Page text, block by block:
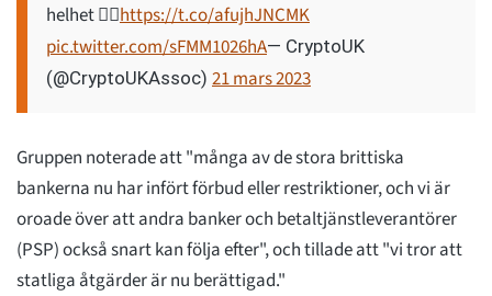
helhet 👇🏽https://t.co/afujhJNCMK
pic.twitter.com/sFMM1026hA— CryptoUK
(@CryptoUKAssoc) 21 mars 2023
Gruppen noterade att "många av de stora brittiska
bankerna nu har infört förbud eller restriktioner, och vi är
oroade över att andra banker och betaltjänstleverantörer
(PSP) också snart kan följa efter", och tillade att "vi tror att
statliga åtgärder är nu berättigad."